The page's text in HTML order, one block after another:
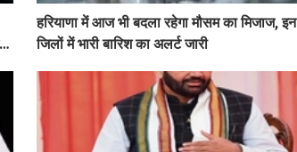
हरियाणा में आज भी बदला रहेगा मौसम का मिजाज, इन
जिलों में भारी बारिश का अलर्ट जारी